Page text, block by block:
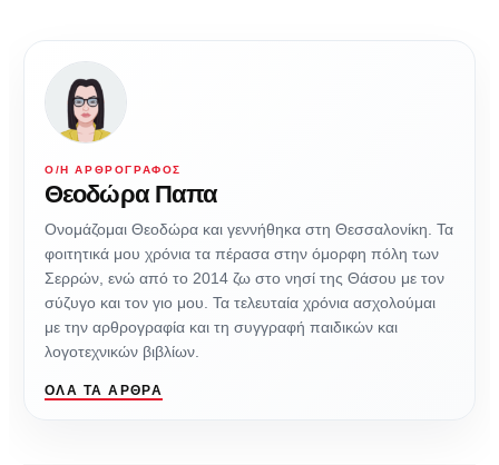
Ο/Η ΑΡΘΡΟΓΡΆΦΟΣ
Θεοδώρα Παπα
Ονομάζομαι Θεοδώρα και γεννήθηκα στη Θεσσαλονίκη. Τα
φοιτητικά μου χρόνια τα πέρασα στην όμορφη πόλη των
Σερρών, ενώ από το 2014 ζω στο νησί της Θάσου με τον
σύζυγο και τον γιο μου. Τα τελευταία χρόνια ασχολούμαι
με την αρθρογραφία και τη συγγραφή παιδικών και
λογοτεχνικών βιβλίων.
ΌΛΑ ΤΑ ΆΡΘΡΑ